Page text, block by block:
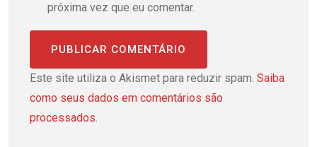
próxima vez que eu comentar.
Este site utiliza o Akismet para reduzir spam. Saiba
como seus dados em comentários são
processados.